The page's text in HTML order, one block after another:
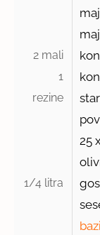
2 mali
1
rezine
25 x
1/4 litra